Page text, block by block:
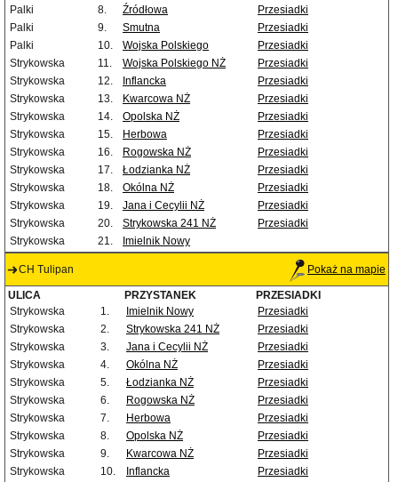
Palki
8. Źródłowa
Przesiadki
Palki
9. Smutna
Przesiadki
Palki
10. Wojska Polskiego
Przesiadki
Strykowska
11. Wojska Polskiego NŻ
Przesiadki
Strykowska
12. Inflancka
Przesiadki
Strykowska
13. Kwarcowa NŻ
Przesiadki
Strykowska
14. Opolska NŻ
Przesiadki
Strykowska
15. Herbowa
Przesiadki
Strykowska
16. Rogowska NŻ
Przesiadki
Strykowska
17. Łodzianka NŻ
Przesiadki
Strykowska
18. Okólna NŻ
Przesiadki
Strykowska
19. Jana i Cecylii NŻ
Przesiadki
Strykowska
20. Strykowska 241 NŻ
Przesiadki
Strykowska
21. Imielnik Nowy
CH Tulipan Pokaż na mapie
ULICA PRZYSTANEK
PRZESIADKI
Strykowska
1. Imielnik Nowy
Przesiadki
Strykowska
2. Strykowska 241 NŻ
Przesiadki
Strykowska
3. Jana i Cecylii NŻ
Przesiadki
Strykowska
4. Okólna NŻ
Przesiadki
Strykowska
5. Łodzianka NŻ
Przesiadki
Strykowska
6. Rogowska NŻ
Przesiadki
Strykowska
7. Herbowa
Przesiadki
Strykowska
8. Opolska NŻ
Przesiadki
Strykowska
9. Kwarcowa NŻ
Przesiadki
Strykowska
10. Inflancka Przesiadki